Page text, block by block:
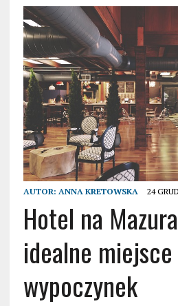
AUTOR: ANNA KRETOWSKA 24
Hotel na
idealne
wypoczynek